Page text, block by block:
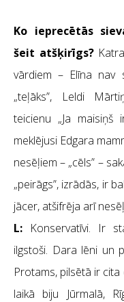
Ko ieprecētās
šeit atšķirīgs?
vārdiem – Elīna nav
„teļāks”, Leldi
teicienu „Ja
meklējusi Edgara
nesēļiem – „cēls” –
„peirāgs”, izrādās, ir
jācer, atšifrēja arī
L: Konservatīvi. Ir
ilgstoši. Dara lēni un
Protams, pilsētā ir
laikā biju Jūrmalā,